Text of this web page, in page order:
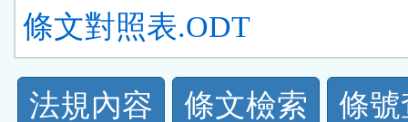
條文對照表.ODT
法
法規內容 條文檢索
條